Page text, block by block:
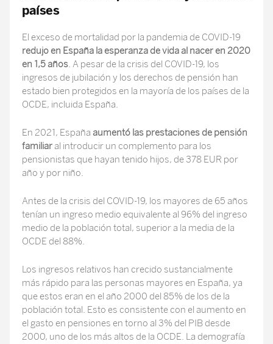
países
El exceso de mortalidad por la pandemia de COVID-19
redujo en España la esperanza de vida al nacer en 2020
en 1,5 años. A pesar de la crisis del COVID-19, los
ingresos de jubilación y los derechos de pensión han
estado bien protegidos en la mayoría de los países de la
OCDE, incluida España.
En 2021, España aumentó las prestaciones de pensión
familiar al introducir un complemento para los
pensionistas que hayan tenido hijos, de 378 EUR por
año y por niño.
Antes de la crisis del COVID-19, los mayores de 65 años
tenían un ingreso medio equivalente al 96% del ingreso
medio de la población total, superior a la media de la
OCDE del 88%.
Los ingresos relativos han crecido sustancialmente
más rápido para las personas mayores en España, ya
que estos eran en el año 2000 del 85% de los de la
población total. Esto es consistente con el aumento en
el gasto en pensiones en torno al 3% del PIB desde
2000, uno de los más altos de la OCDE. La demografía